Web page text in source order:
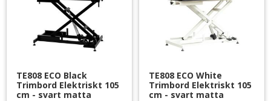
TE808 ECO Black
Trimbord Elektriskt 105
cm - svart matta
TE808 ECO White
Trimbord Elektriskt 105
cm - svart matta